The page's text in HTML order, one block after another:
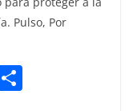
m
Pulso, Por